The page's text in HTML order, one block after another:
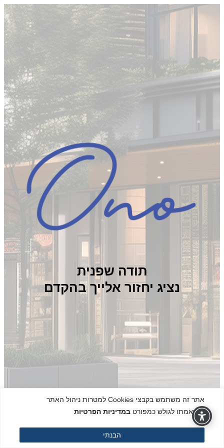
אתר זה משתמש בקבצי Cookies למטרות ניהול האתר
והתאמתו לגולש כמפורט במדיניות הפרטיות
הבנתי
תודה שפנית
נציג יחזור אלייך בהקדם